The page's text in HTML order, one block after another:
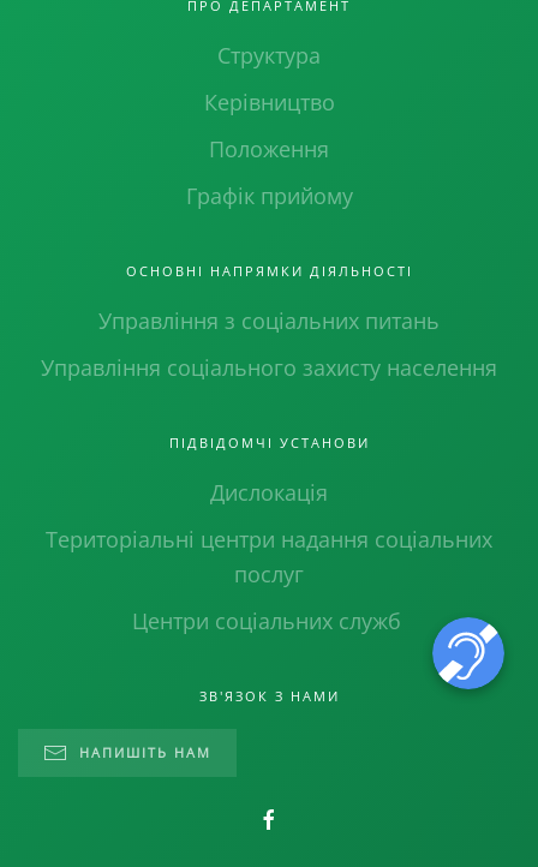
ПРО ДЕПАРТАМЕНТ
Структура
Керівництво
Положення
Графік прийому
ОСНОВНІ НАПРЯМКИ ДІЯЛЬНОСТІ
Управління з соціальних питань
Управління соціального захисту населення
ПІДВІДОМЧІ УСТАНОВИ
Дислокація
Територіальні центри надання соціальних
послуг
Центри соціальних служб
ЗВ'ЯЗОК З НАМИ
НАПИШІТЬ НАМ